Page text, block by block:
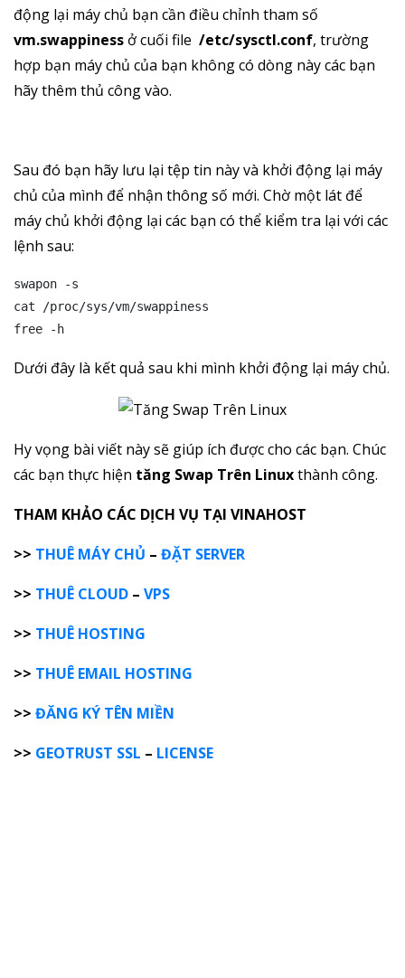
động lại máy chủ bạn cần điều chỉnh tham số
vm.swappiness ở cuối file /etc/sysctl.conf, trường
hợp bạn máy chủ của bạn không có dòng này các bạn
hãy thêm thủ công vào.
Sau đó bạn hãy lưu lại tệp tin này và khởi động lại máy
chủ của mình để nhận thông số mới. Chờ một lát để
máy chủ khởi động lại các bạn có thể kiểm tra lại với các
lệnh sau:
swapon -s
cat /proc/sys/vm/swappiness
free -h
Dưới đây là kết quả sau khi mình khởi động lại máy chủ.
Hy vọng bài viết này sẽ giúp ích được cho các bạn. Chúc
các bạn thực hiện tăng Swap Trên Linuxthành công.
THAM KHẢO CÁC DỊCH VỤ TẠI VINAHOST
>> THUÊ MÁY CHỦ – ĐẶT SERVER
>> THUÊ CLOUD – VPS
>> THUÊ HOSTING
>> THUÊ EMAIL HOSTING
>> ĐĂNG KÝ TÊN MIỀN
>> GEOTRUST SSL – LICENSE